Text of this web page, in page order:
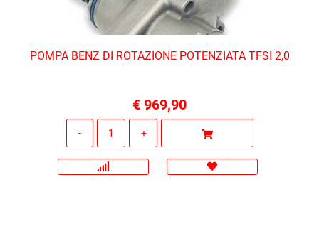
POMPA BENZ DI ROTAZIONE POTENZIATA TFSI 2,0
€ 969,90